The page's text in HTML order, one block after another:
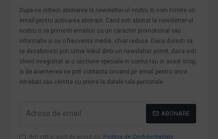
Dupa ce initiezi abonarea la newsletter-ul nostru iti vom trimite un
email pentru activarea abonarii. Cand esti abonat la newsletter-ul
nostru o sa primesti emailuri cu un caracter promotional sau
informativ si cu o frecventa medie, chiar redusa. Daca doresti sa
te dezabonezi poti urma linkul dintr-un newsletter primit, daca esti
client inregistrat ai o sectiune speciala in contul tau in acest scop,
si de asemenea ne poti contacta oricand pe email pentru orice
intrebari sau cerinte cu privire la datele tale personale.
ABONARE
Am citit şi sunt de acord cu Politica de Confidentialitate